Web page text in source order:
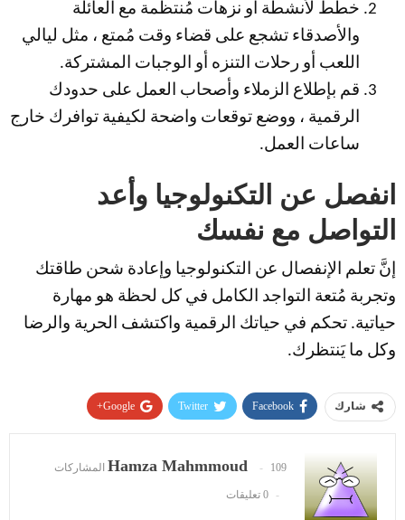
خطط لأنشطة أو نزهات مُنتظمة مع العائلة
والأصدقاء تشجع على قضاء وقت مُمتع ، مثل ليالي
اللعب أو رحلات التنزه أو الوجبات المشتركة.
قم بإطلاع الزملاء وأصحاب العمل على حدودك
الرقمية ، ووضع توقعات واضحة لكيفية توافرك خارج
ساعات العمل.
انفصل عن التكنولوجيا وأعد
التواصل مع نفسك
إنَّ تعلم الإنفصال عن التكنولوجيا وإعادة شحن طاقتك
وتجربة مُتعة التواجد الكامل في كل لحظة هو مهارة
حياتية. تحكم في حياتك الرقمية واكتشف الحرية والرضا
وكل ما يَنتظرك.
شارك Facebook
Twitter
Google+
البريد الإلكتروني Hamza Mahmmoud 109 المشاركات
0 تعليقات